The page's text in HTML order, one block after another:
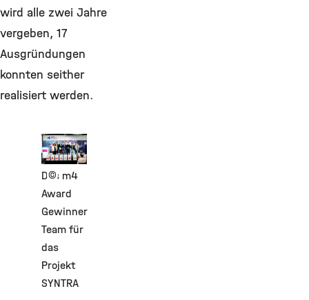
wird alle zwei Jahre
vergeben, 17
Ausgründungen
konnten seither
realisiert werden.
©
Das m4
Award
Gewinner
Team für
das
Projekt
SYNTRA